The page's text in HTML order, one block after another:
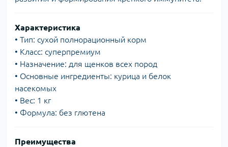
Характеристика
• Тип: сухой полнорационный корм
• Класс: суперпремиум
• Назначение: для щенков всех пород
• Основные ингредиенты: курица и белок
насекомых
• Вес: 1 кг
• Формула: без глютена
Преимущества